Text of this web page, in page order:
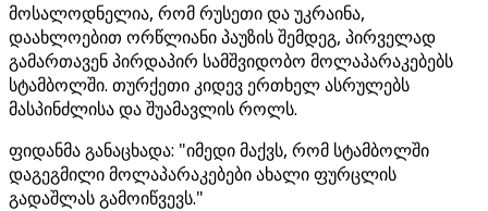
მოსალოდნელია, რომ რუსეთი და უკრაინა,
დაახლოებით ორწლიანი პაუზის შემდეგ, პირველად
გამართავენ პირდაპირ სამშვიდობო მოლაპარაკებებს
სტამბოლში. თურქეთი კიდევ ერთხელ ასრულებს
მასპინძლისა და შუამავლის როლს.
ფიდანმა განაცხადა: "იმედი მაქვს, რომ სტამბოლში
დაგეგმილი მოლაპარაკებები ახალი ფურცლის
გადაშლას გამოიწვევს."